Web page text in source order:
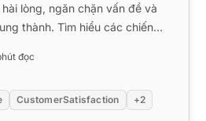
lòng, ngăn chặn vấn đề và
thành. Tìm hiểu các chiến
đọc
CustomerSatisfaction +2